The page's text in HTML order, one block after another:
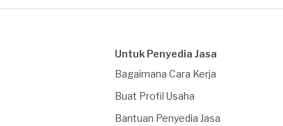
Untuk Penyedia Jasa
Bagaimana Cara Kerja
Buat Profil Usaha
Bantuan Penyedia Jasa